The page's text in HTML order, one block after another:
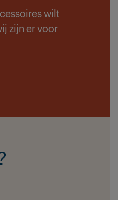
wilt
zijn er voor